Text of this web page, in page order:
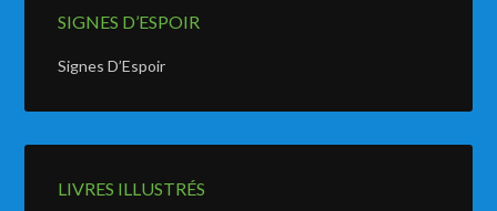
SIGNES D’ESPOIR
Signes D’Espoir
LIVRES ILLUSTRÉS